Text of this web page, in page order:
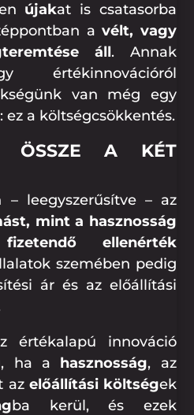
újakat is csatasorba
avélt, vagy
áll. Annak
értékinnovációról
van még egy
ez a költségcsökkentés.
ÖSSZE A KÉT
– leegyszerűsítve – az
mint a hasznosság
ellenérték
szemében pedig
ár és az előállítási
értékalapú innováció
ha a hasznosság, az
az előállítási költségek
ba kerül, és ezek